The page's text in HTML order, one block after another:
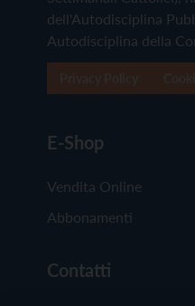
dell'Autodisciplina
Autodisciplina della
E-Shop
Vendita Online
Abbonamenti
Contatti